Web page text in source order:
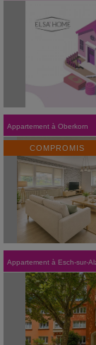
Appartement à Oberkorn
COMPROMIS
Appartement à Esch-sur-